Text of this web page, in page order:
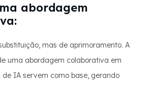
abordagem
mas de aprimoramento. A
uma abordagem colaborativa em
de IA servem como base, gerando